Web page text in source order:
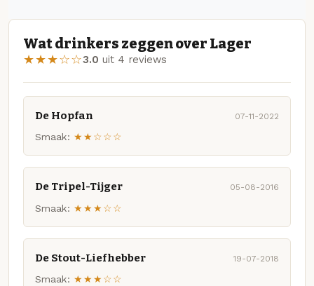
Wat drinkers zeggen over Lager
★★★☆☆3.0 uit 4 reviews
De Hopfan 07-11-2022
Smaak: ★★☆☆☆
De Tripel-Tijger 05-08-2016
Smaak: ★★★☆☆
De Stout-Liefhebber 19-07-2018
Smaak: ★★★☆☆